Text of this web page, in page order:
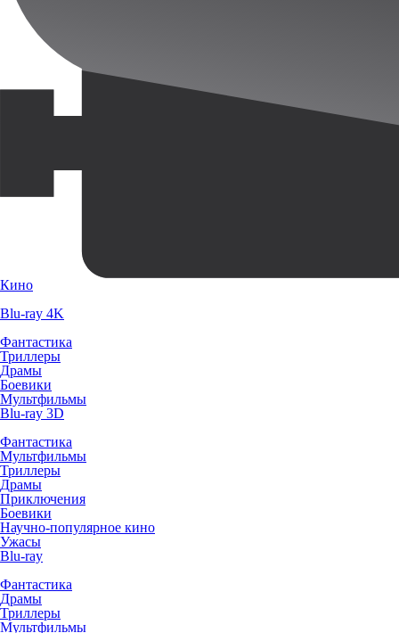
Кино
Blu-ray 4K
Фантастика
Триллеры
Драмы
Боевики
Мультфильмы
Blu-ray 3D
Фантастика
Мультфильмы
Триллеры
Драмы
Приключения
Боевики
Научно-популярное кино
Ужасы
Blu-ray
Фантастика
Драмы
Триллеры
Мультфильмы